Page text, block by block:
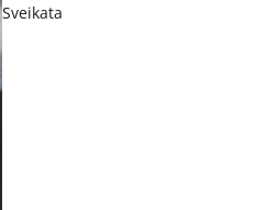
Sveikata